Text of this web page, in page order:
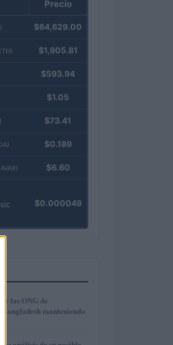
Precio
$64,629.00
$1,905.81
$593.94
$1.05
$73.41
$0.189
$6.60
$0.000049
las ONG de
Bangladesh manteniendo